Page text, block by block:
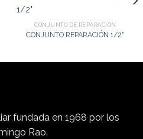
CONJUNTO DE REPARACIÓN
CONJUNTO REPARACIÓN 1/2″
fundada en 1968 por los
Rao.